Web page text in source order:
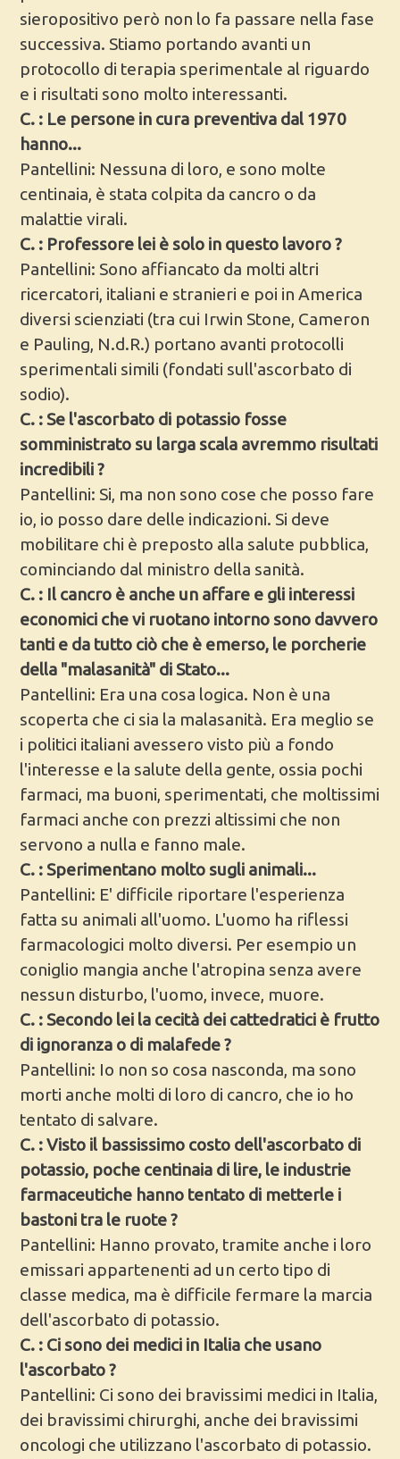
sieropositivo però non lo fa passare nella fase
successiva. Stiamo portando avanti un
protocollo di terapia sperimentale al riguardo
e i risultati sono molto interessanti.
C. : Le persone in cura preventiva dal 1970
hanno...
Pantellini: Nessuna di loro, e sono molte
centinaia, è stata colpita da cancro o da
malattie virali.
C. : Professore lei è solo in questo lavoro ?
Pantellini: Sono affiancato da molti altri
ricercatori, italiani e stranieri e poi in America
diversi scienziati (tra cui Irwin Stone, Cameron
e Pauling, N.d.R.) portano avanti protocolli
sperimentali simili (fondati sull'ascorbato di
sodio).
C. : Se l'ascorbato di potassio fosse
somministrato su larga scala avremmo risultati
incredibili ?
Pantellini: Si, ma non sono cose che posso fare
io, io posso dare delle indicazioni. Si deve
mobilitare chi è preposto alla salute pubblica,
cominciando dal ministro della sanità.
C. : Il cancro è anche un affare e gli interessi
economici che vi ruotano intorno sono davvero
tanti e da tutto ciò che è emerso, le porcherie
della "malasanità" di Stato...
Pantellini: Era una cosa logica. Non è una
scoperta che ci sia la malasanità. Era meglio se
i politici italiani avessero visto più a fondo
l'interesse e la salute della gente, ossia pochi
farmaci, ma buoni, sperimentati, che moltissimi
farmaci anche con prezzi altissimi che non
servono a nulla e fanno male.
C. : Sperimentano molto sugli animali...
Pantellini: E' difficile riportare l'esperienza
fatta su animali all'uomo. L'uomo ha riflessi
farmacologici molto diversi. Per esempio un
coniglio mangia anche l'atropina senza avere
nessun disturbo, l'uomo, invece, muore.
C. : Secondo lei la cecità dei cattedratici è frutto
di ignoranza o di malafede ?
Pantellini: Io non so cosa nasconda, ma sono
morti anche molti di loro di cancro, che io ho
tentato di salvare.
C. : Visto il bassissimo costo dell'ascorbato di
potassio, poche centinaia di lire, le industrie
farmaceutiche hanno tentato di metterle i
bastoni tra le ruote ?
Pantellini: Hanno provato, tramite anche i loro
emissari appartenenti ad un certo tipo di
classe medica, ma è difficile fermare la marcia
dell'ascorbato di potassio.
C. : Ci sono dei medici in Italia che usano
l'ascorbato ?
Pantellini: Ci sono dei bravissimi medici in Italia,
dei bravissimi chirurghi, anche dei bravissimi
oncologi che utilizzano l'ascorbato di potassio.